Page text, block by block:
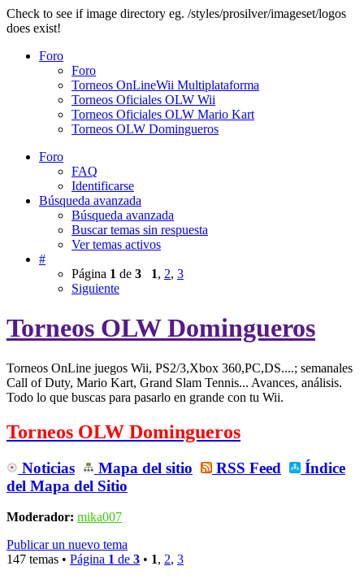
Check to see if image directory eg. /styles/prosilver/imageset/logos
does exist!
Foro
Foro
Torneos OnLineWii Multiplataforma
Torneos Oficiales OLW Wii
Torneos Oficiales OLW Mario Kart
Torneos OLW Domingueros
Foro
FAQ
Identificarse
Búsqueda avanzada
Búsqueda avanzada
Buscar temas sin respuesta
Ver temas activos
#
Página 1 de 3 1, 2, 3
Siguiente
Torneos OLW Domingueros
Torneos OnLine juegos Wii, PS2/3,Xbox 360,PC,DS....; semanales
Call of Duty, Mario Kart, Grand Slam Tennis... Avances, análisis.
Todo lo que buscas para pasarlo en grande con tu Wii.
Torneos OLW Domingueros
Noticias Mapa del sitio RSS Feed
Índice
del Mapa del Sitio
Moderador: mika007
Publicar un nuevo tema
147 temas • Página 1 de 3 • 1, 2, 3